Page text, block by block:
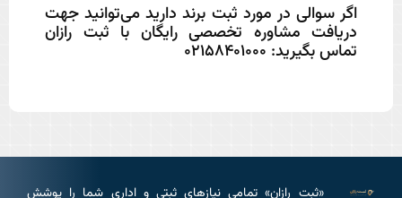
اگر سوالی در مورد ثبت برند دارید می‌توانید جهت
دریافت مشاوره تخصصی رایگان با ثبت رازان
تماس بگیرید: 02158401000
«ثبت رازان» تمامی نیازهای ثبتی و اداری شما را پوشش